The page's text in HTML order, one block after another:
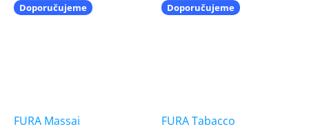
Doporučujeme
FURA Massai
Doporučujeme
FURA Tabacco